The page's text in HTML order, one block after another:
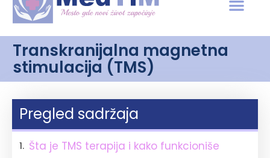
Transkranijalna magnetna
stimulacija (TMS)
Pregled sadržaja
Šta je TMS terapija i kako funkcioniše